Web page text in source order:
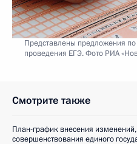
Представлены предложения
проведения ЕГЭ. Фото РИА
Смотрите также
План-график внесения
совершенствования единого